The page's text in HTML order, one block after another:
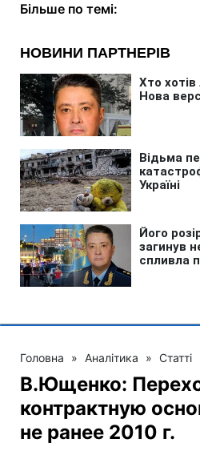
Більше по темі:
Головна » Аналітика » Статті
В.Ющенко:
контрактную
не ранее 2010 г.